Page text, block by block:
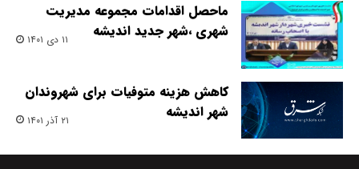
ماحصل اقدامات مجموعه مدیریت
شهری ،شهر جدید اندیشه
۱۱ دی ۱۴۰۱
کاهش هزینه متوفیات برای شهروندان
شهر اندیشه
۲۱ آذر ۱۴۰۱